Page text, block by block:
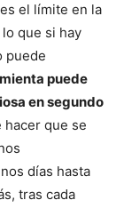
el límite en la
que si hay
puede
puede
en segundo
hacer que se
días hasta
tras cada